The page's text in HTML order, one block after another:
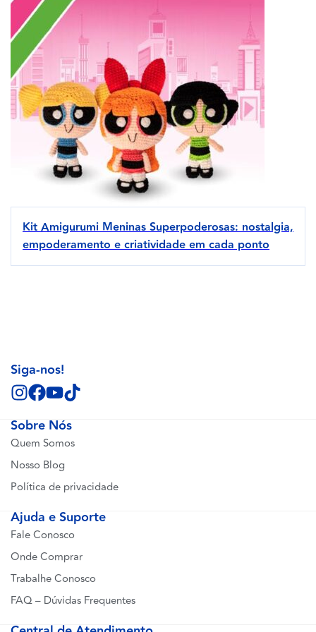
Kit Amigurumi Meninas Superpoderosas: nostalgia,
empoderamento e criatividade em cada ponto
Sobre Nós
Quem Somos
Nosso Blog
Política de privacidade
Ajuda e Suporte
Fale Conosco
Onde Comprar
Trabalhe Conosco
FAQ – Dúvidas Frequentes
Siga-nos!